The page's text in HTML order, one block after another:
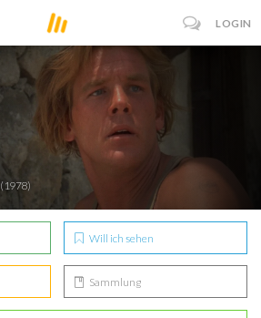
LOGIN
(1978)
Will ich sehen
Sammlung